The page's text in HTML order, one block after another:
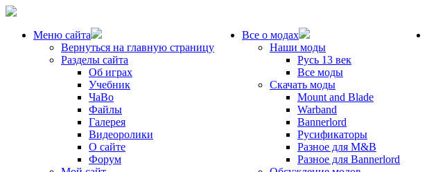
Меню сайта
Вернуться на главную страницу
Разделы сайта
Об играх
Учебник
ЧаВо
Файлы
Галерея
Видеоролики
О сайте
Форум
Все о модах
Наши моды
Русь 13 век
Все моды
Скачать моды
Mount and Blade
Warband
Bannerlord
Русификаторы
Разное для M&B
Разное для Bannerlord